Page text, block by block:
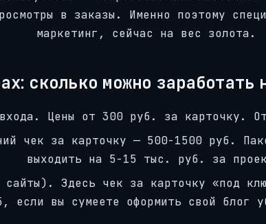
в заказы. Именно поэтому
маркетинг, сейчас на вес золота.
сколько можно заработать
Цены от 300 руб. за карточку.
чек за карточку — 500-1500 руб.
выходить на 5-15 тыс. руб. за
Здесь чек за карточку «под
если вы сумеете оформить свой блог